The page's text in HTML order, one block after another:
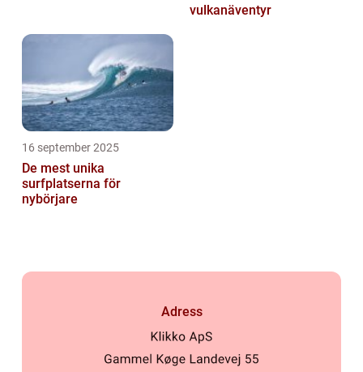
vulkanäventyr
16 september 2025
De mest unika
surfplatserna för
nybörjare
Adress